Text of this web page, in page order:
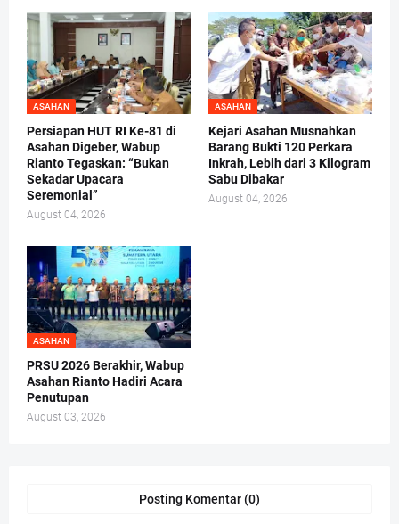
ASAHAN
Persiapan HUT RI Ke-81 di
Asahan Digeber, Wabup
Rianto Tegaskan: “Bukan
Sekadar Upacara
Seremonial”
August 04, 2026
ASAHAN
Kejari Asahan Musnahkan
Barang Bukti 120 Perkara
Inkrah, Lebih dari 3 Kilogram
Sabu Dibakar
August 04, 2026
ASAHAN
PRSU 2026 Berakhir, Wabup
Asahan Rianto Hadiri Acara
Penutupan
August 03, 2026
Posting Komentar (0)